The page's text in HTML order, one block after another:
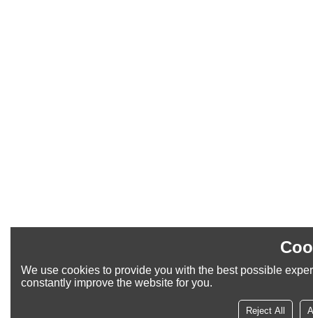
We use cookies to provide you with the best possible
constantly improve the website for you.
Reject All